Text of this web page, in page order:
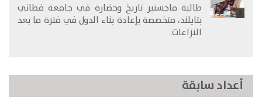
​طالبة ماجستير تاريخ وحضارة في جامعة فطاني
بتايلند، متخصصة بإعادة بناء الدول في فترة ما بعد
النزاعات.
أعداد سابقة